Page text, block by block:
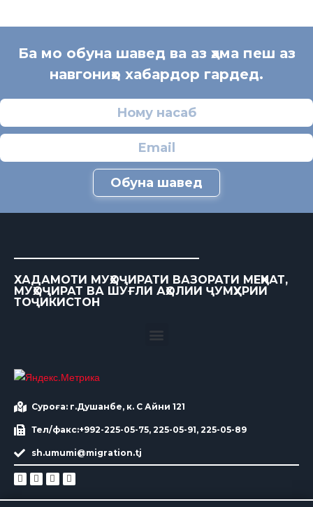
Ба мо обуна шавед ва аз ҳама пеш аз
навгониҳо хабардор гардед.
Обуна шавед
ХАДАМОТИ МУҲОҶИРАТИ ВАЗОРАТИ МЕҲНАТ,
МУҲОҶИРАТ ВА ШУҒЛИ АҲОЛИИ ҶУМҲУРИИ
ТОҶИКИСТОН
Суроға: г.Душанбе, к. С Айни 121
Тел/факс:+992-225-05-75, 225-05-91, 225-05-89
sh.umumi@migration.tj